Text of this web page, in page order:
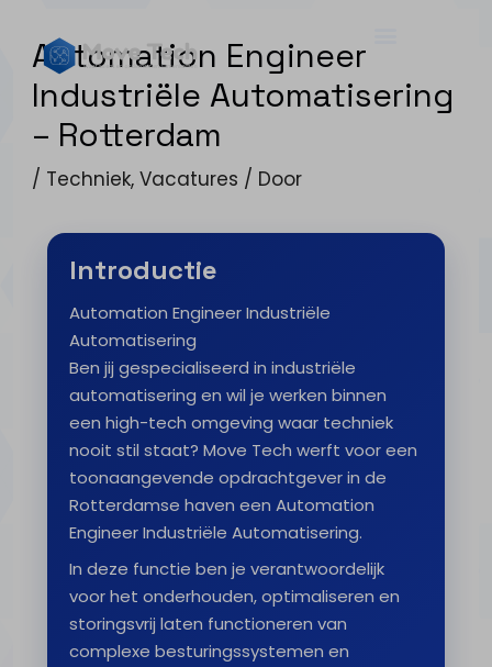
Automation Engineer
Industriële Automatisering
– Rotterdam
/ Techniek,Vacatures / Door
Introductie
Automation Engineer Industriële
Automatisering
Ben jij gespecialiseerd in industriële
automatisering en wil je werken binnen
een high-tech omgeving waar techniek
nooit stil staat? Move Tech werft voor een
toonaangevende opdrachtgever in de
Rotterdamse haven een Automation
Engineer Industriële Automatisering.
In deze functie ben je verantwoordelijk
voor het onderhouden, optimaliseren en
storingsvrij laten functioneren van
complexe besturingssystemen en